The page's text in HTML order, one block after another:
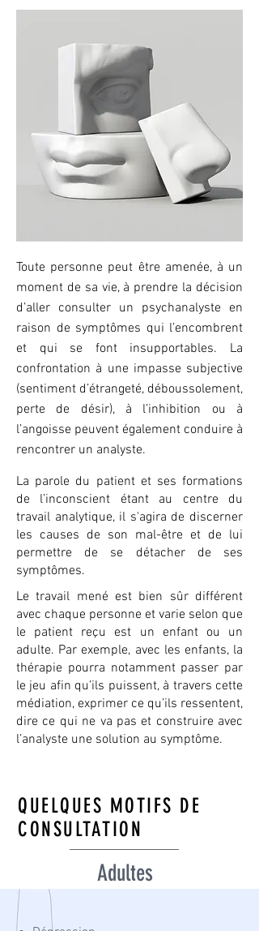
Toute personne peut être amenée, à un
moment de sa vie, à prendre la décision
d’aller consulter un psychanalyste en
raison de symptômes qui l’encombrent
et qui se font insupportables. La
confrontation à une impasse subjective
(sentiment d’étrangeté, déboussolement,
perte de désir), à l’inhibition ou à
l’angoisse peuvent également conduire à
rencontrer un analyste.
La parole du patient et ses formations
de l’inconscient étant au centre du
travail analytique, il s'agira de discerner
les causes de son mal-être et de lui
permettre de se détacher de ses
symptômes.
Le travail mené est bien sûr différent
avec chaque personne et varie selon que
le patient reçu est un enfant ou un
adulte. Par exemple, avec les enfants, la
thérapie pourra notamment passer par
le jeu afin qu’ils puissent, à travers cette
médiation, exprimer ce qu’ils ressentent,
dire ce qui ne va pas et construire avec
l’analyste une solution au symptôme.
QUELQUES MOTIFS DE
CONSULTATION
Adultes